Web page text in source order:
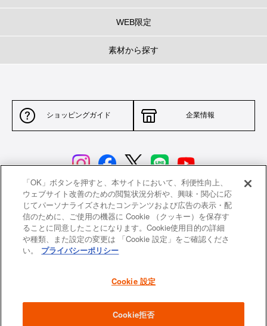
ドーム型のフタが熱と蒸気を対流させ、食材を包み込むように熱が循環しま
す。均一にじっくりと加熱された野菜はさらに甘く、肉や魚はふっくらと柔
鋳物ホーロー鍋で気になるのは、その重さ。お鍋の重さは保温性や蓄熱性を
WEB限定
素材から探す
ショッピングガイド 企業情報
サイトポリシー 特定商取引法に基づく表示
並行輸入品について 個人情報保護方針
返品について
よくあるご質問 お問い合わせ
「OK」ボタンを押すと、本サイトにおいて、利便性向上、
ウェブサイト改善のための閲覧状況分析や、興味・関心に応
じてパーソナライズされたコンテンツおよび広告の表示・配
信のために、ご使用の機器に Cookie （クッキー）を保存す
ることに同意したことになります。Cookie使用目的の詳細
や種類、また設定の変更は 「Cookie 設定」をご確認くださ
い。
プライバシーポリシー
Cookie 設定
Cookie拒否